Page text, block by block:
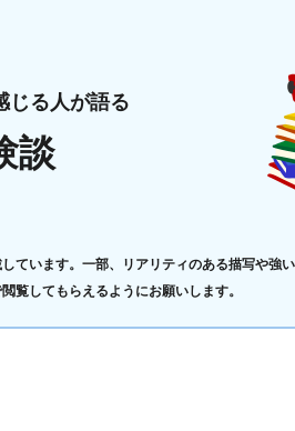
じる人が語る
談
ています。一部、リアリティのある描写や強
覧してもらえるようにお願いします。